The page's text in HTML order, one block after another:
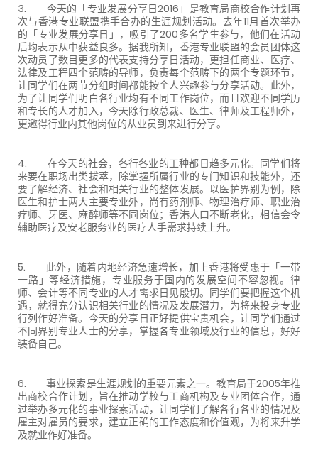
3. 今天的「专业发展分享日2016」是教育局商校合作计划再
次与香港专业联盟携手合办的生涯规划活动。去年11月首次举办
的「专业发展分享日」，吸引了200多名学生参与，他们在活动
后均表示从中获益良多。据我所知，香港专业联盟的会员团体这
次动员了数目更多的代表支持分享日活动，更担任商业、医疗、
法律及工程四个范畴的导师，负责每个范畴下的两个专题环节，
让同学们在两节分组时间都能按个人兴趣参与分享活动。此外，
为了让同学们明白各行业均有不同工作岗位，而且欢迎不同学历
和专长的人才加入，今天除行政总裁、医生、律师及工程师外，
更邀得行业内其他岗位的从业员到来进行分享。
4. 在今天的社会，各行各业的工种都日趋多元化。同学们将
来要在职场出类拔萃，除掌握所属行业的专门知识和技能外，还
要了解经济、社会和相关行业的整体发展。以医护界别为例，除
医生和护士两大主要专业外，尚有药剂师、物理治疗师、职业治
疗师、牙医、麻醉师等不同岗位；香港人口不断老化，相信会令
辅助医疗及安老服务业的医疗人手需求持续上升。
5. 此外，随着内地经济急速增长，加上香港将受惠于「一带
一路」等经济措施，专业服务于国内的发展空间不容忽视。律
师、会计等不同专业的人才需求日见殷切。同学们要把握这个机
遇，就得充分认识相关行业的情况及发展潜力，为将来投身专业
行列作好准备。今天的分享日正好提供宝贵机会，让同学们通过
不同界别专业人士的分享，掌握各专业领域及行业的信息，好好
装备自己。
6. 事业探索是生涯规划的重要元素之一。教育局于2005年推
出商校合作计划，旨在推动学校与工商机构及专业团体合作，通
过举办多元化的事业探索活动，让同学们了解各行各业的情况及
雇主对雇员的要求，建立正确的工作态度和价值观，为将来升学
及就业作好准备。